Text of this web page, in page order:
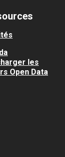
les
Open Data